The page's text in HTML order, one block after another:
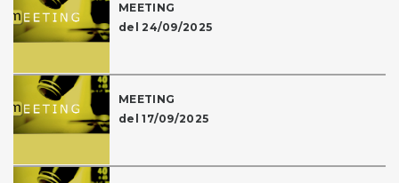
MEETING
del 24/09/2025
MEETING
del 17/09/2025